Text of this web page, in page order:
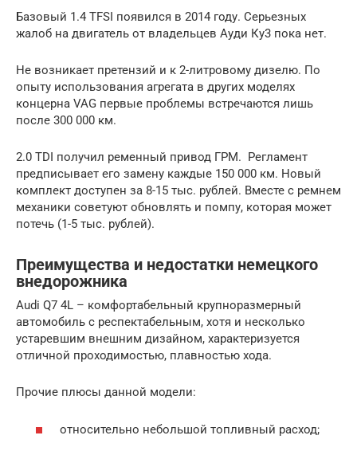
Базовый 1.4 TFSI появился в 2014 году. Серьезных
жалоб на двигатель от владельцев Ауди Ку3 пока нет.
Не возникает претензий и к 2-литровому дизелю. По
опыту использования агрегата в других моделях
концерна VAG первые проблемы встречаются лишь
после 300 000 км.
2.0 TDI получил ременный привод ГРМ. Регламент
предписывает его замену каждые 150 000 км. Новый
комплект доступен за 8-15 тыс. рублей. Вместе с ремнем
механики советуют обновлять и помпу, которая может
потечь (1-5 тыс. рублей).
Преимущества и недостатки немецкого
внедорожника
Audi Q7 4L – комфортабельный крупноразмерный
автомобиль с респектабельным, хотя и несколько
устаревшим внешним дизайном, характеризуется
отличной проходимостью, плавностью хода.
Прочие плюсы данной модели:
относительно небольшой топливный расход;